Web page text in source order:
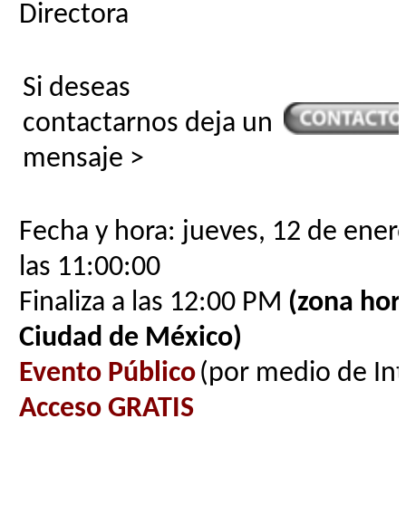
Directora
Si deseas
contactarnos deja un
mensaje >
Fecha y hora: jueves, 12 de
las 11:00:00
Finaliza a las 12:00 PM (zona
Ciudad de México)
Evento Público(por medio de
Acceso GRATIS